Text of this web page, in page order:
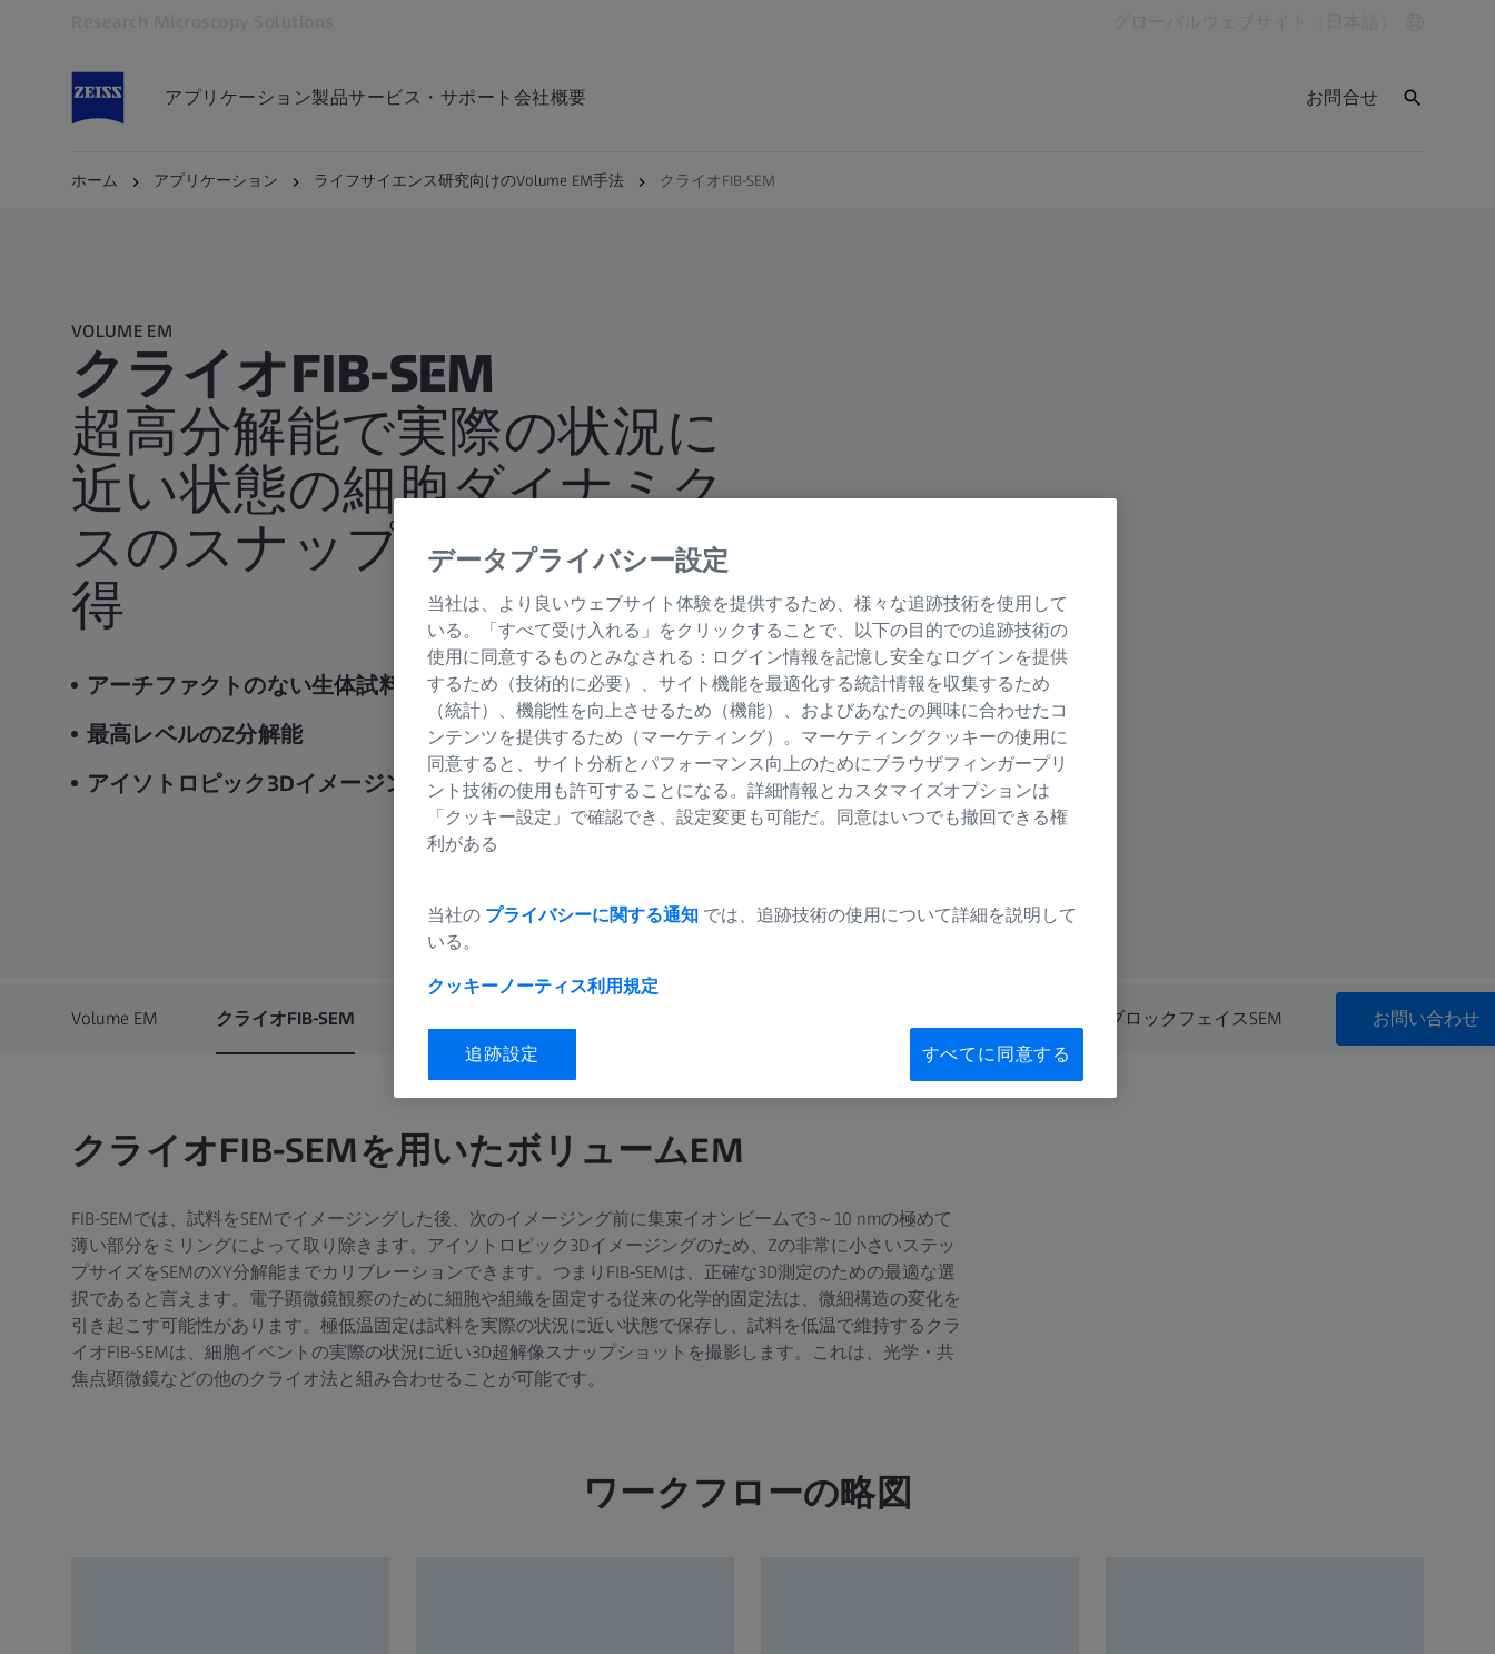
アプリケーション製品サービス・サポート 会社概要 お問合せ
ホーム アプリケーション ライフサイエンス研究向けのVolume EM手法 クライオFIB-SEM
VOLUME EM
クライオFIB-SEM
超高分解能で実際の状況に
近い状態の細胞ダイナミク
スのスナップショットを取
得
アーチファクトのない生体試料を実際の状況に近い状態で保存
最高レベルのZ分解能
アイソトロピック3Dイメージング
Volume EM クライオFIB-SEM シリアルブロックフェイスSEM お問い合わせ
クライオFIB-SEMを用いたボリュームEM
FIB-SEMでは、試料をSEMでイメージングした後、次のイメージング前に集束イオンビームで3～10 nmの極めて
薄い部分をミリングによって取り除きます。アイソトロピック3Dイメージングのため、Zの非常に小さいステッ
プサイズをSEMのXY分解能までカリブレーションできます。つまりFIB-SEMは、正確な3D測定のための最適な選
択であると言えます。電子顕微鏡観察のために細胞や組織を固定する従来の化学的固定法は、微細構造の変化を
引き起こす可能性があります。極低温固定は試料を実際の状況に近い状態で保存し、試料を低温で維持するクラ
イオFIB-SEMは、細胞イベントの実際の状況に近い3D超解像スナップショットを撮影します。これは、光学・共
焦点顕微鏡などの他のクライオ法と組み合わせることが可能です。
ワークフローの略図
データプライバシー設定
当社は、より良いウェブサイト体験を提供するため、様々な追跡技術を使用して
いる。「すべて受け入れる」をクリックすることで、以下の目的での追跡技術の
使用に同意するものとみなされる：ログイン情報を記憶し安全なログインを提供
するため（技術的に必要）、サイト機能を最適化する統計情報を収集するため
（統計）、機能性を向上させるため（機能）、およびあなたの興味に合わせたコ
ンテンツを提供するため（マーケティング）。マーケティングクッキーの使用に
同意すると、サイト分析とパフォーマンス向上のためにブラウザフィンガープリ
ント技術の使用も許可することになる。詳細情報とカスタマイズオプションは
「クッキー設定」で確認でき、設定変更も可能だ。同意はいつでも撤回できる権
利がある
当社の プライバシーに関する通知 では、追跡技術の使用について詳細を説明して
いる。
クッキーノーティス利用規定
追跡設定 すべてに同意する